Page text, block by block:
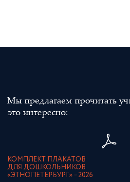
Мы предлагаем прочитать
это интересно:
КОМПЛЕКТ ПЛАКАТОВ
ДЛЯ ДОШКОЛЬНИКОВ
«ЭТНОПЕТЕРБУРГ» – 2026